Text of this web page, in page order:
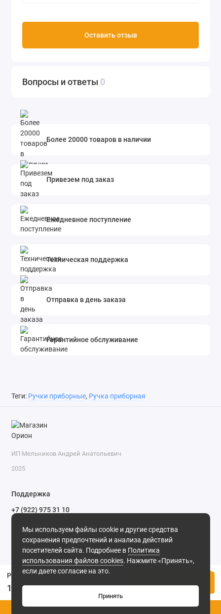
0
186.00р.
Оставить отзыв
Вопросы и ответы 0
Более 20000 товаров в наличии
Привезем под заказ
Ежедневное поступление
Техническая поддержка
Отправка в день заказа
Гарантийное обслуживание
Теги: Ручки приборные, Ручка приборная
Мы используем файлы cookie и другие средства
сохранения предпочтений и анализа действий
посетителей сайта. Подробнее в Политика
использования файлов cookies. Нажмите «Принять»,
если даете согласие на это.
Принять
ИП Мельников Андрей Анатольевич
2025
Поддержка
+7 (922) 975 31 10
+7 (909) 144 34 47
пн-пт с 9-00 до 18-00 часов,
сб с 10-00 до 15-00 часов,
вс выходной
(MSK, UTC+3)